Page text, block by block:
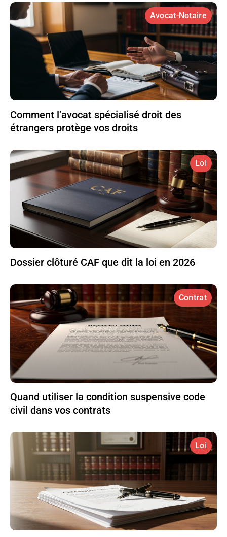
Avocat-Notaire
Comment l’avocat spécialisé droit des
étrangers protège vos droits
Loi
Dossier clôturé CAF que dit la loi en 2026
Contrat
Quand utiliser la condition suspensive code
civil dans vos contrats
Loi